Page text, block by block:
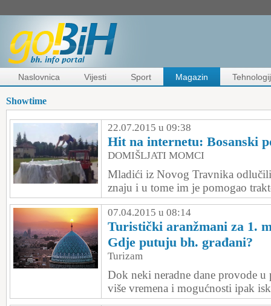
Naslovnica Vijesti Sport Magazin
Showtime
22.07.2015 u 09:38
Hit na internetu: Bosanski
DOMIŠLJATI MOMCI
Mladići iz Novog Travnika odlučili
znaju i u tome im je pomogao
07.04.2015 u 08:14
Turistički aranžmani za 1.
Gdje putuju bh. građani?
Turizam
Dok neki neradne dane provode
više vremena i mogućnosti ipak